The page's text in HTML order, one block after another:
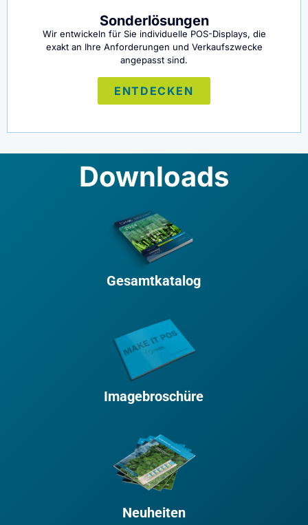
Sonderlösungen
Wir entwickeln für Sie individuelle POS-Displays, die
exakt an Ihre Anforderungen und Verkaufszwecke
angepasst sind.
ENTDECKEN
Downloads
Gesamtkatalog
Imagebroschüre
Neuheiten